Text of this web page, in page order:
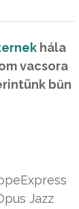
hála
vacsora
bűn
Jazz